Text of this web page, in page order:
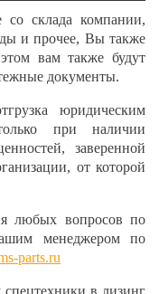
со склада компании,
и прочее, Вы также
вам также будут
документы.
юридическим
при наличии
заверенной
от которой
любых вопросов по
менеджером по
parts.ru
в лизинг